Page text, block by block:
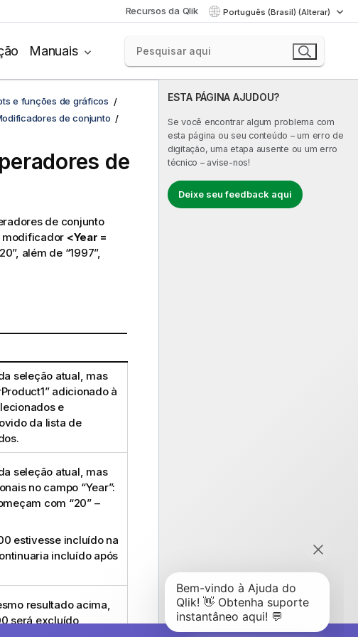
Recursos da Qlik Português (Brasil) (Alterar)
Manuais
ESTA PÁGINA AJUDOU?
Se você encontrar algum problema com
esta página ou seu conteúdo – um erro de
digitação, uma etapa ausente ou um erro
técnico – avise-nos!
Deixe seu feedback aqui
e funções de gráficos
de conjunto
de
de conjunto
modificador <Year =
além de “1997”,
seleção atual, mas
” adicionado à
e
da lista de
seleção atual, mas
no campo “Year”:
com “20” –
estivesse incluído na
incluído após
resultado acima,
será excluído,